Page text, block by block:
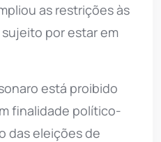
as restrições às
por estar em
está proibido
finalidade político-
das eleições de